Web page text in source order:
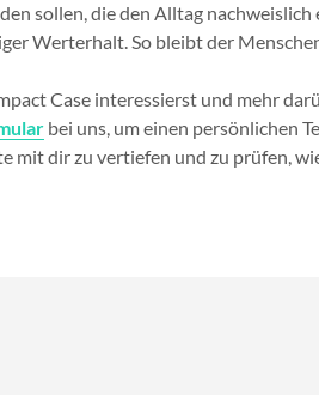
sollen, die den Alltag
Werterhalt. So bleibt der
Case interessierst und mehr
bei uns, um einen persönlichen
mit dir zu vertiefen und zu prüfen,